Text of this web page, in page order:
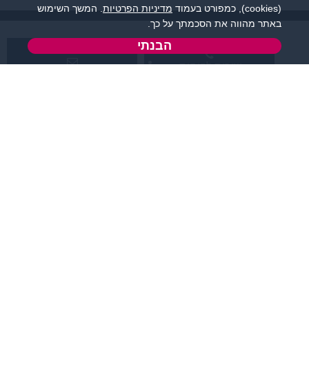
שירות לקוחות:
(cookies), כמפורט בעמוד
מדיניות הפרטיות . המשך השימוש
באתר מהווה את הסכמתך על כך.
הבנתי